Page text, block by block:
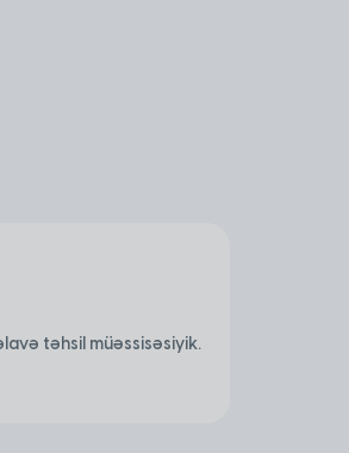
təhsil müəssisəsiyik.